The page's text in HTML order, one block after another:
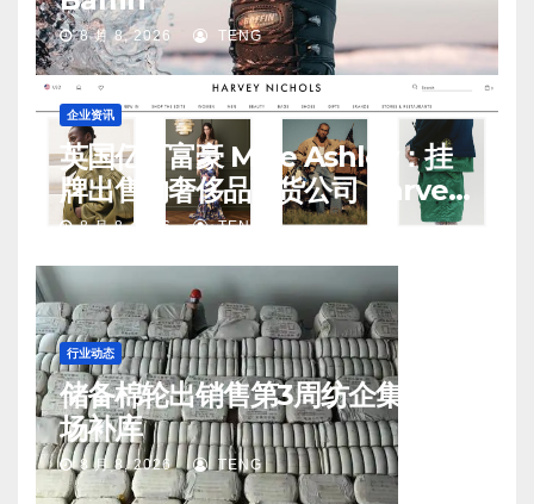
8 月 8, 2026 TENG
企业资讯
英国亿万富豪 Mike Ashley：挂
牌出售的奢侈品百货公司 Harvey
Nichols 正陷入“死亡螺旋”
8 月 8, 2026 TENG
行业动态
储备棉轮出销售第3周纺企集中入
场补库
8 月 8, 2026 TENG